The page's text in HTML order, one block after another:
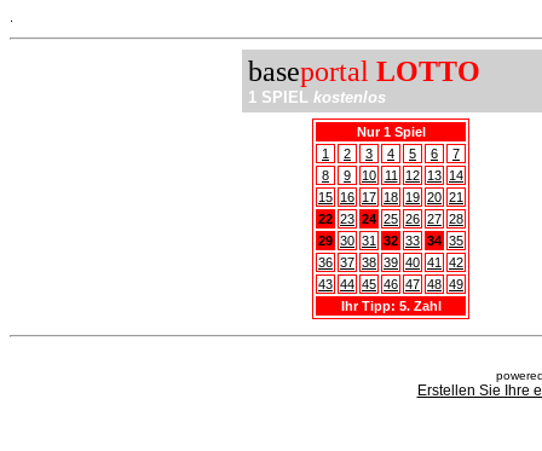
baseportal LOTTO
1 SPIEL kostenlos
Nur 1 Spiel
1
2 3 4 5 6
7
8
9 10 11 12 13 14
15 16 17 18 19 20 21
22 23 24 25 26 27 28
29 30 31 32 33 34 35
36 37 38 39 40 41
42
43 44 45 46 47 48 49
Ihr Tipp: 5. Zahl
Erstellen Sie Ihre